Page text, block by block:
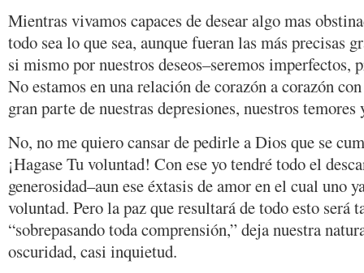
Mientras vivamos capaces de desear algo mas
todo sea lo que sea, aunque fueran las más precisas
si mismo por nuestros deseos–seremos imperfectos,
No estamos en una relación de corazón a corazón
gran parte de nuestras depresiones, nuestros temores
No, no me quiero cansar de pedirle a Dios que se
¡Hagase Tu voluntad! Con ese yo tendré todo el
generosidad–aun ese éxtasis de amor en el cual uno
voluntad. Pero la paz que resultará de todo esto será
“sobrepasando toda comprensión,” deja nuestra
oscuridad, casi inquietud.